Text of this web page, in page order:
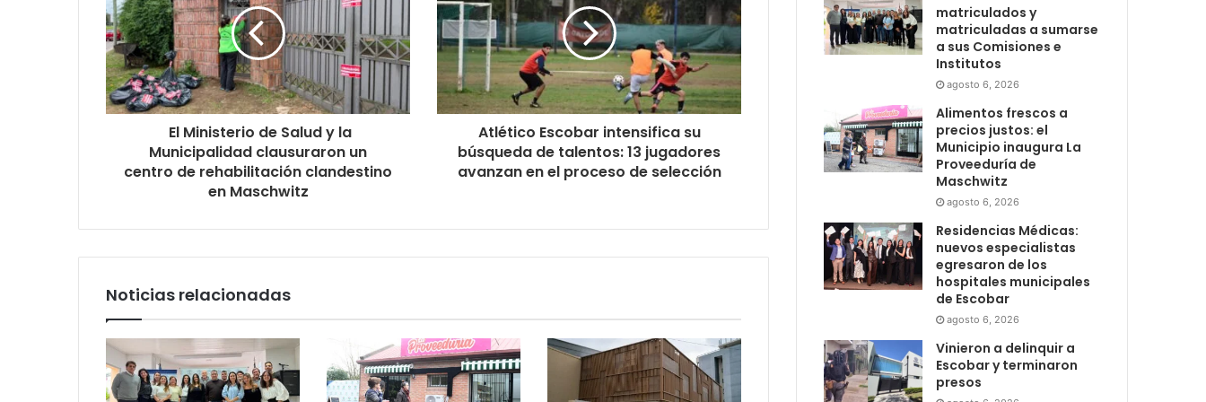
El Ministerio de Salud y la
Municipalidad clausuraron un
centro de rehabilitación clandestino
en Maschwitz
Atlético Escobar intensifica su
búsqueda de talentos: 13 jugadores
avanzan en el proceso de selección
Noticias relacionadas
matriculados y
matriculadas a sumarse
a sus Comisiones e
Institutos
agosto 6, 2026
Alimentos frescos a
precios justos: el
Municipio inaugura La
Proveeduría de
Maschwitz
agosto 6, 2026
Residencias Médicas:
nuevos especialistas
egresaron de los
hospitales municipales
de Escobar
agosto 6, 2026
Vinieron a delinquir a
Escobar y terminaron
presos